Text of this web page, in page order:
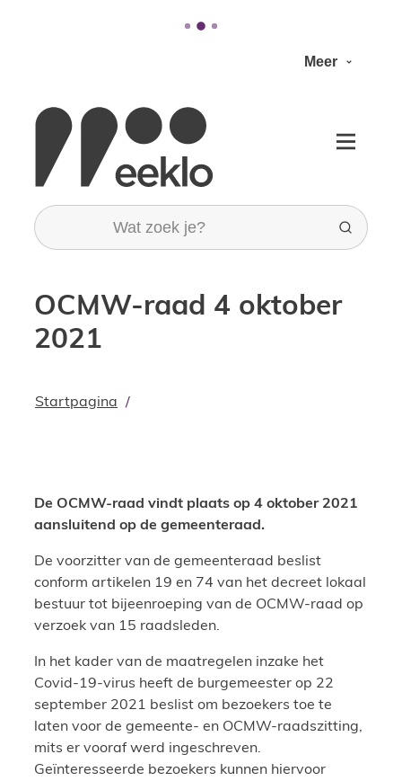
Meer
Stad Eeklo
Wat zoek je?
Zoeken
Menu
OCMW-raad 4 oktober
2021
Startpagina
De OCMW-raad vindt plaats op 4 oktober 2021
aansluitend op de gemeenteraad.
De voorzitter van de gemeenteraad beslist
conform artikelen 19 en 74 van het decreet lokaal
bestuur tot bijeenroeping van de OCMW-raad op
verzoek van 15 raadsleden.
In het kader van de maatregelen inzake het
Covid-19-virus heeft de burgemeester op 22
september 2021 beslist om bezoekers toe te
laten voor de gemeente- en OCMW-raadszitting,
mits er vooraf werd ingeschreven.
Geïnteresseerde bezoekers kunnen hiervoor